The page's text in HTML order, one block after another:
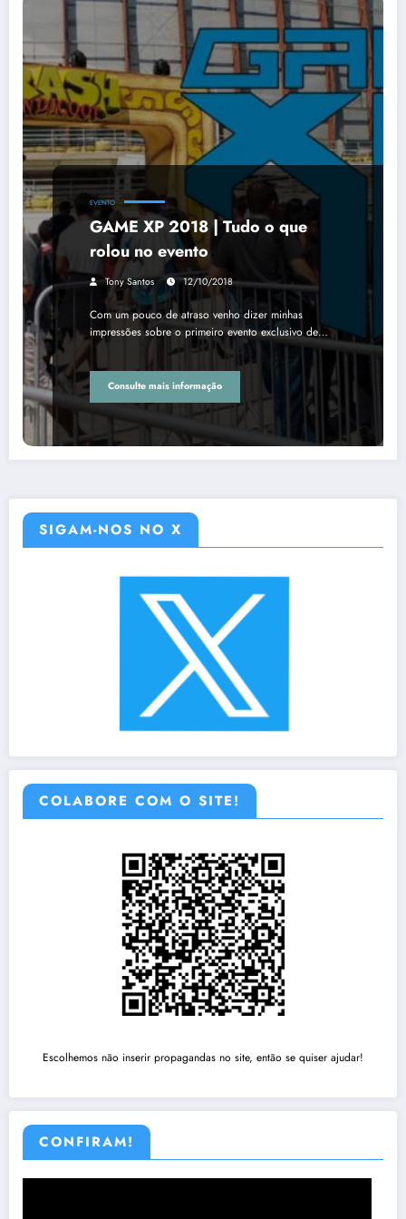
EVENTO
GAME XP 2018 | Tudo o que
rolou no evento
Tony Santos 12/10/2018
Com um pouco de atraso venho dizer minhas
impressões sobre o primeiro evento exclusivo de…
Consulte mais informação
SIGAM-NOS NO X
COLABORE COM O SITE!
Escolhemos não inserir propagandas no site, então se quiser ajudar!
CONFIRAM!